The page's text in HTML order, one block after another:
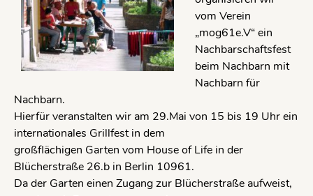
vom Verein
„mog61e.V“ ein
Nachbarschaftsfest
beim Nachbarn mit
Nachbarn für
Nachbarn.
Hierfür veranstalten wir am 29.Mai von 15 bis 19 Uhr ein
internationales Grillfest in dem
großflächigen Garten vom House of Life in der
Blücherstraße 26.b in Berlin 10961.
Da der Garten einen Zugang zur Blücherstraße aufweist,